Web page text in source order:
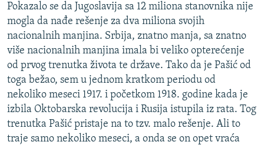
Pokazalo se da Jugoslavija sa 12 miliona stanovnika nije
mogla da nađe rešenje za dva miliona svojih
nacionalnih manjina. Srbija, znatno manja, sa znatno
više nacionalnih manjina imala bi veliko opterećenje
od prvog trenutka života te države. Tako da je Pašić od
toga bežao, sem u jednom kratkom periodu od
nekoliko meseci 1917. i početkom 1918. godine kada je
izbila Oktobarska revolucija i Rusija istupila iz rata. Tog
trenutka Pašić pristaje na to tzv. malo rešenje. Ali to
traje samo nekoliko meseci, a onda se on opet vraća